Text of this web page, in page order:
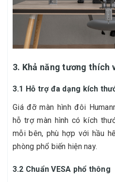
3. Khả năng tương thích
3.1 Hỗ trợ đa dạng kích
Giá đỡ màn hình đôi
hỗ trợ màn hình có kích
mỗi bên, phù hợp với hầu
phòng phổ biến hiện nay.
3.2 Chuẩn VESA phổ thông